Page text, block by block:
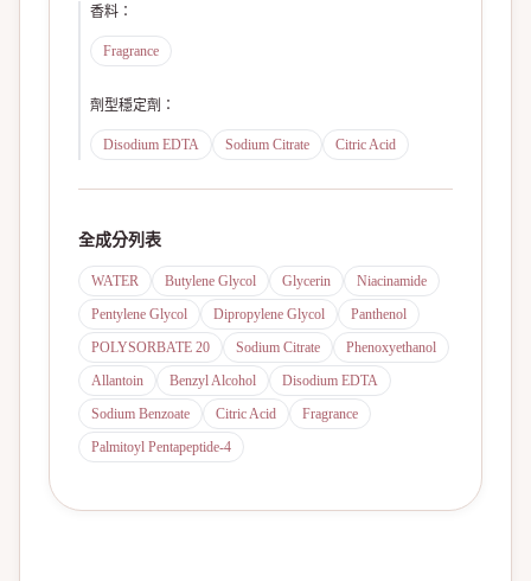
香料 ：
Fragrance
劑型穩定劑 ：
Disodium EDTA Sodium Citrate Citric Acid
全成分列表
WATER Butylene Glycol Glycerin
Niacinamide
Pentylene Glycol
Dipropylene Glycol
Panthenol
POLYSORBATE 20
Sodium Citrate
Phenoxyethanol
Allantoin
Benzyl Alcohol
Disodium EDTA
Sodium Benzoate
Citric Acid
Fragrance
Palmitoyl Pentapeptide-4